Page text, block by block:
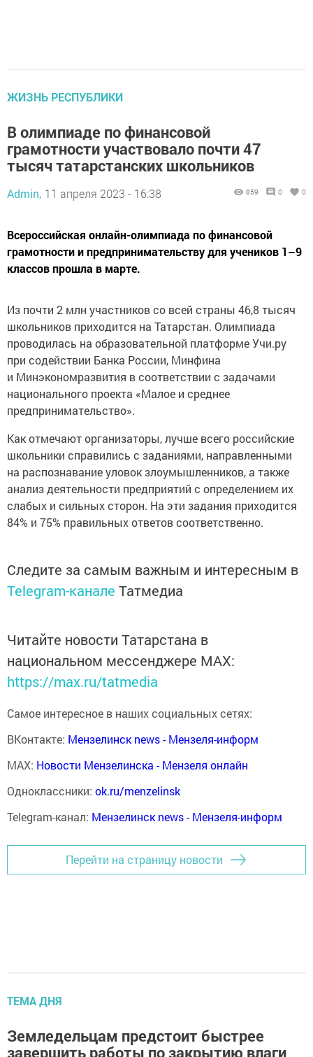
ЖИЗНЬ РЕСПУБЛИКИ
В олимпиаде по финансовой
грамотности участвовало почти 47
тысяч татарстанских школьников
Admin, 11 апреля 2023 - 16:38 859 0 0
Всероссийская онлайн-олимпиада по финансовой
грамотности и предпринимательству для учеников 1–9
классов прошла в марте.
Из почти 2 млн участников со всей страны 46,8 тысяч
школьников приходится на Татарстан. Олимпиада
проводилась на образовательной платформе Учи.ру
при содействии Банка России, Минфина
и Минэкономразвития в соответствии с задачами
национального проекта «Малое и среднее
предпринимательство».
Как отмечают организаторы, лучше всего российские
школьники справились с заданиями, направленными
на распознавание уловок злоумышленников, а также
анализ деятельности предприятий с определением их
слабых и сильных сторон. На эти задания приходится
84% и 75% правильных ответов соответственно.
Следите за самым важным и интересным в
Telegram-канале Татмедиа
Читайте новости Татарстана в
национальном мессенджере MАХ:
https://max.ru/tatmedia
Самое интересное в наших социальных сетях:
ВКонтакте: Мензелинск news - Мензеля-информ
MAX: Новости Мензелинска - Мензеля онлайн
Одноклассники: ok.ru/menzelinsk
Telegram-канал: Мензелинск news - Мензеля-информ
Перейти на страницу новости
ТЕМА ДНЯ
Земледельцам предстоит быстрее
завершить работы по закрытию влаги